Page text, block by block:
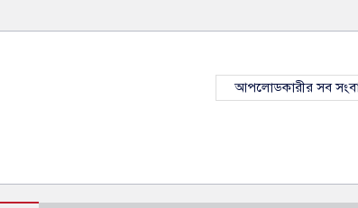
আপলোডকারীর সব